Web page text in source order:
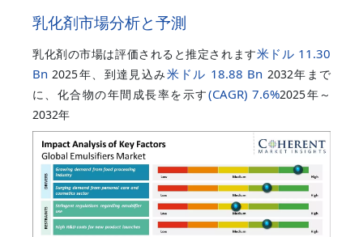
乳化剤市場分析と予測
乳化剤の市場は評価されると推定されます米ドル 11.30
Bn 2025年、到達見込み米ドル 18.88 Bn 2032年まで
に、化合物の年間成長率を示す(CAGR)7.6%2025年～
2032年